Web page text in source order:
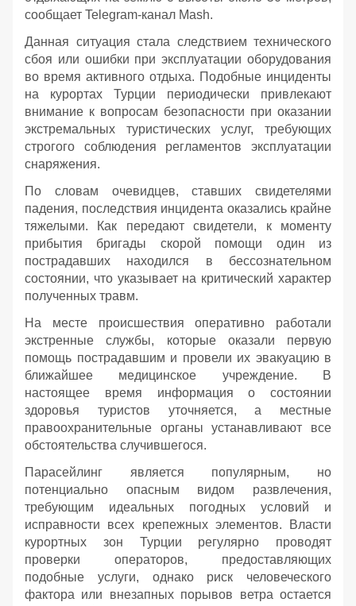
сообщает Telegram-канал Mash.
Данная ситуация стала следствием технического
сбоя или ошибки при эксплуатации оборудования
во время активного отдыха. Подобные инциденты
на курортах Турции периодически привлекают
внимание к вопросам безопасности при оказании
экстремальных туристических услуг, требующих
строгого соблюдения регламентов эксплуатации
снаряжения.
По словам очевидцев, ставших свидетелями
падения, последствия инцидента оказались крайне
тяжелыми. Как передают свидетели, к моменту
прибытия бригады скорой помощи один из
пострадавших находился в бессознательном
состоянии, что указывает на критический характер
полученных травм.
На месте происшествия оперативно работали
экстренные службы, которые оказали первую
помощь пострадавшим и провели их эвакуацию в
ближайшее медицинское учреждение. В
настоящее время информация о состоянии
здоровья туристов уточняется, а местные
правоохранительные органы устанавливают все
обстоятельства случившегося.
Парасейлинг является популярным, но
потенциально опасным видом развлечения,
требующим идеальных погодных условий и
исправности всех крепежных элементов. Власти
курортных зон Турции регулярно проводят
проверки операторов, предоставляющих
подобные услуги, однако риск человеческого
фактора или внезапных порывов ветра остается